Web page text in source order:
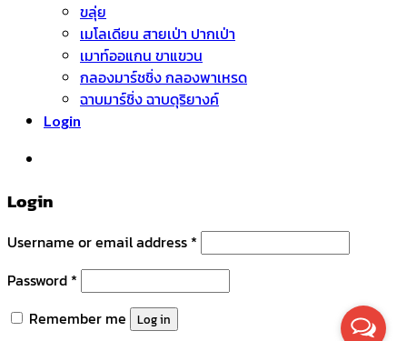
ขลุ่ย
เมโลเดียน สายเป่า ปากเป่า
เมาท์ออแกน ขาแขวน
กลองมาร์ชชิ่ง กลองพาเหรด
ฉาบมาร์ชิ่ง ฉาบดุริยางค์
Login
Login
Username or email address *
Password *
Remember me
Log in